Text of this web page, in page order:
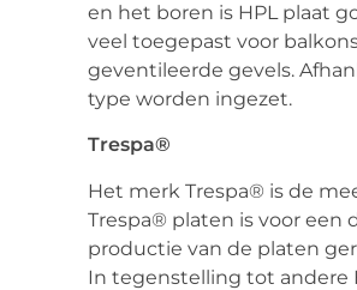
en het boren is HPL plaat
veel toegepast voor
geventileerde gevels.
type worden ingezet.
Trespa®
Het merk Trespa® is de
Trespa® platen is voor een
productie van de platen
In tegenstelling tot andere